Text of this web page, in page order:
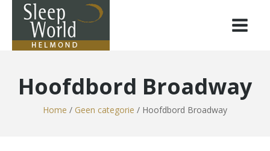
Hoofdbord Broadway
Home / Geen categorie / Hoofdbord Broadway